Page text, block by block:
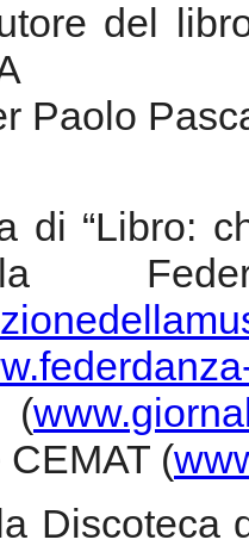
di “Libro:
(
Discoteca
di